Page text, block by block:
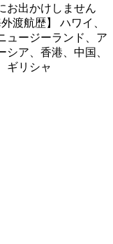
お出かけしません
渡航歴】 ハワイ、
ュージーランド、ア
ア、香港、中国、
ギリシャ